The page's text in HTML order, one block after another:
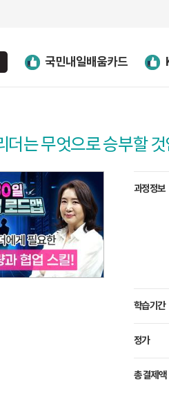
국민내일배움카드
더는 무엇으로 승부할
과정정보
학습기간
정가
총 결제액